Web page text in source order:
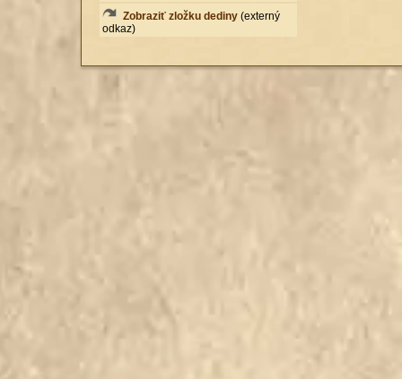
Zobraziť zložku dediny (externý
odkaz)